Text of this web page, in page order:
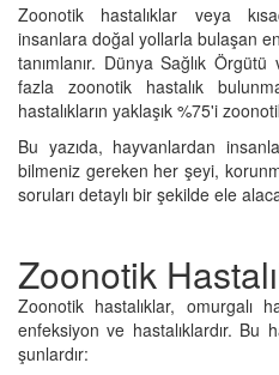
Zoonotik hastalıklar veya
insanlara doğal yollarla bulaşan
tanımlanır. Dünya Sağlık
fazla zoonotik hastalık
hastalıkların yaklaşık %75'i
Bu yazıda, hayvanlardan
bilmeniz gereken her şeyi,
soruları detaylı bir şekilde ele
Zoonotik
Zoonotik hastalıklar, omurgalı
enfeksiyon ve hastalıklardır. Bu
şunlardır: